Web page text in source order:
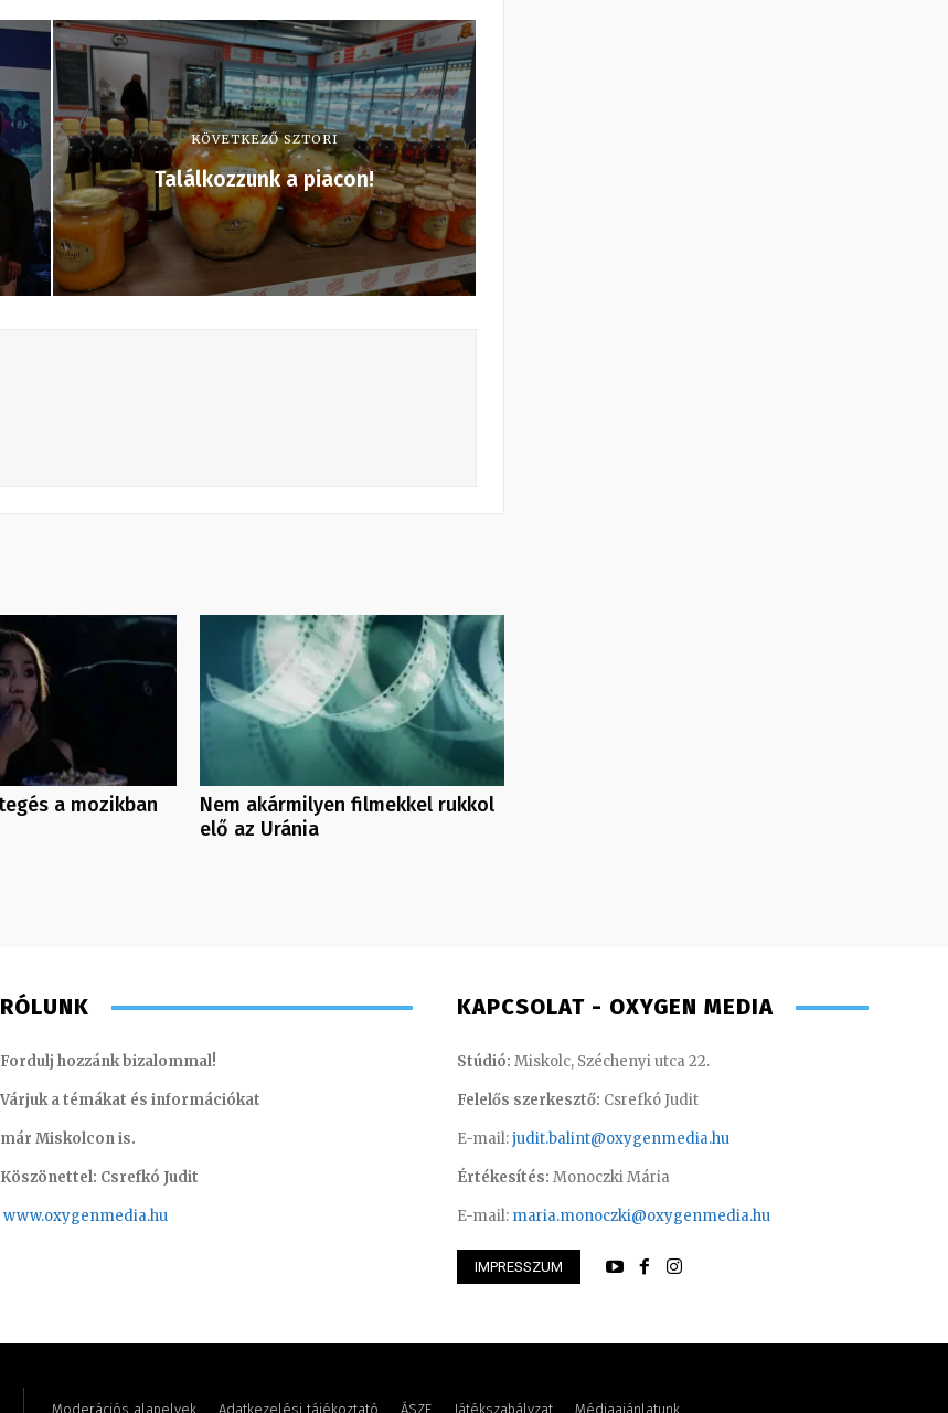
KÖVETKEZŐ SZTORI
Találkozzunk a piacon!
a mozikban
Nem akármilyen filmekkel rukkol
elő az Uránia
Szentgáthi Csaba – szerkesztő-riporter
RÓLUNK
Fordulj hozzánk bizalommal!
Várjuk a témákat és információkat
már Miskolcon is.
Köszönettel: Csrefkó Judit
www.oxygenmedia.hu
KAPCSOLAT - OXYGEN MEDIA
Stúdió: Miskolc, Széchenyi utca 22.
Felelős szerkesztő: Csrefkó Judit
E-mail:judit.balint@oxygenmedia.hu
Értékesítés: Monoczki Mária
E-mail: maria.monoczki@oxygenmedia.hu
IMPRESSZUM
Moderációs alapelvek Adatkezelési tájékoztató ÁSZF Játékszabályzat Médiaajánlatunk